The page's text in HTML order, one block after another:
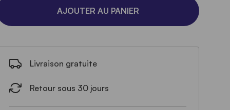
AJOUTER AU PANIER
Livraison gratuite
Retour sous 30 jours